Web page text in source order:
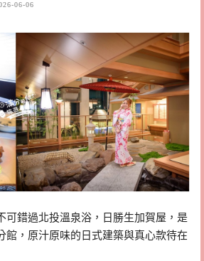
06-06
可錯過北投溫泉浴，日勝生加賀屋，是
館，原汁原味的日式建築與真心款待在